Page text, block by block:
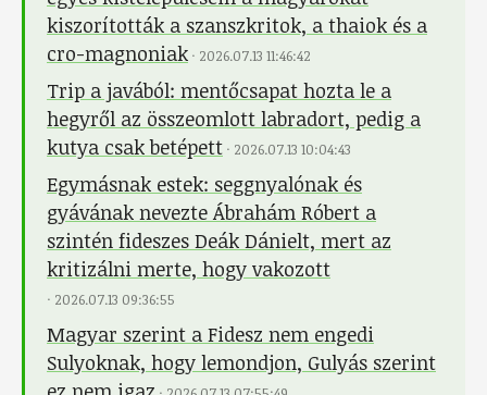
kiszorították a szanszkritok, a thaiok és a
cro-magnoniak · 2026.07.13 11:46:42
Trip a javából: mentőcsapat hozta le a
hegyről az összeomlott labradort, pedig a
kutya csak betépett · 2026.07.13 10:04:43
Egymásnak estek: seggnyalónak és
gyávának nevezte Ábrahám Róbert a
szintén fideszes Deák Dánielt, mert az
kritizálni merte, hogy vakozott
· 2026.07.13 09:36:55
Magyar szerint a Fidesz nem engedi
Sulyoknak, hogy lemondjon, Gulyás szerint